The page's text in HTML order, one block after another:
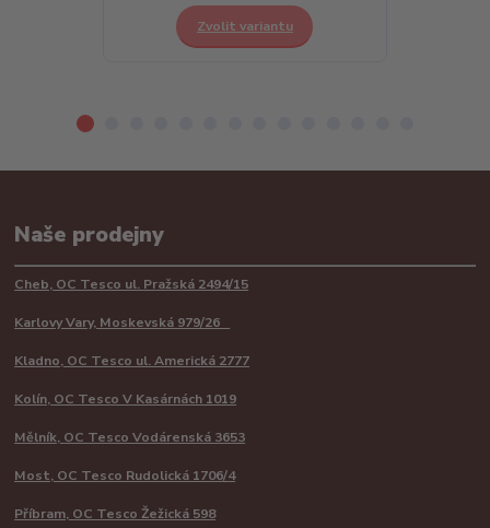
Zvolit variantu
Naše prodejny
Cheb, OC Tesco ul. Pražská 2494/15
Karlovy Vary, Moskevská 979/26
Kladno, OC Tesco ul. Americká 2777
Kolín, OC Tesco V Kasárnách 1019
Mělník, OC Tesco Vodárenská 3653
Most, OC Tesco Rudolická 1706/4
Příbram, OC Tesco Žežická 598